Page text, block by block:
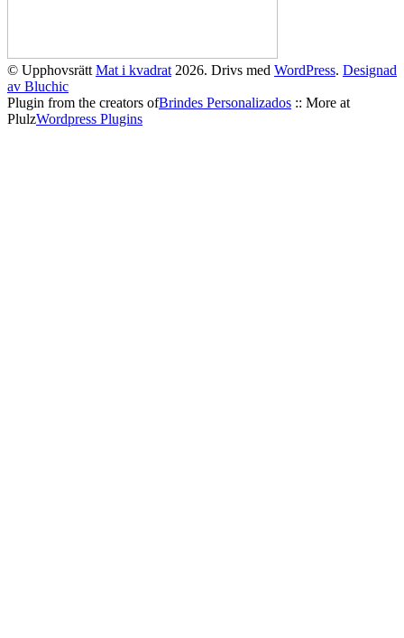
© Upphovsrätt Mat i kvadrat 2026. Drivs med WordPress. Designad
av Bluchic
Plugin from the creators ofBrindes Personalizados :: More at
PlulzWordpress Plugins